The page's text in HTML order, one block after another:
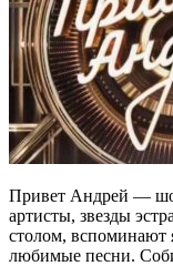
Привет Андрей —
артисты, звезды
столом,
любимые песни.